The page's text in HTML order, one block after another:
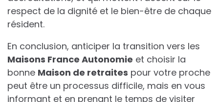
respect de la dignité et le bien-être de chaque
résident.
En conclusion, anticiper la transition vers les
Maisons France Autonomie et choisir la
bonne Maison de retraites pour votre proche
peut être un processus difficile, mais en vous
informant et en prenant le temps de visiter